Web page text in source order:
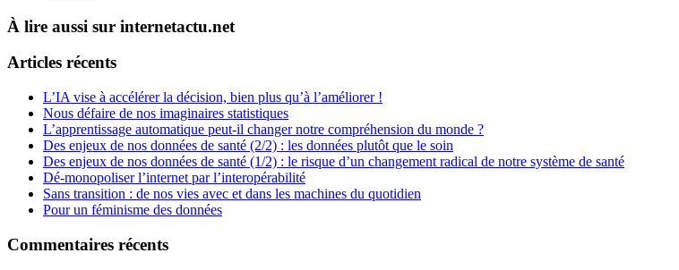
À lire aussi sur internetactu.net
Articles récents
L’IA vise à accélérer la décision, bien plus qu’à l’améliorer !
Nous défaire de nos imaginaires statistiques
L’apprentissage automatique peut-il changer notre compréhension du monde ?
Des enjeux de nos données de santé (2/2) : les données plutôt que le soin
Des enjeux de nos données de santé (1/2) : le risque d’un changement radical de notre système de santé
Dé-monopoliser l’internet par l’interopérabilité
Sans transition : de nos vies avec et dans les machines du quotidien
Pour un féminisme des données
Commentaires récents